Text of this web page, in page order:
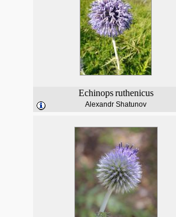
Echinops ruthenicus
Alexandr Shatunov